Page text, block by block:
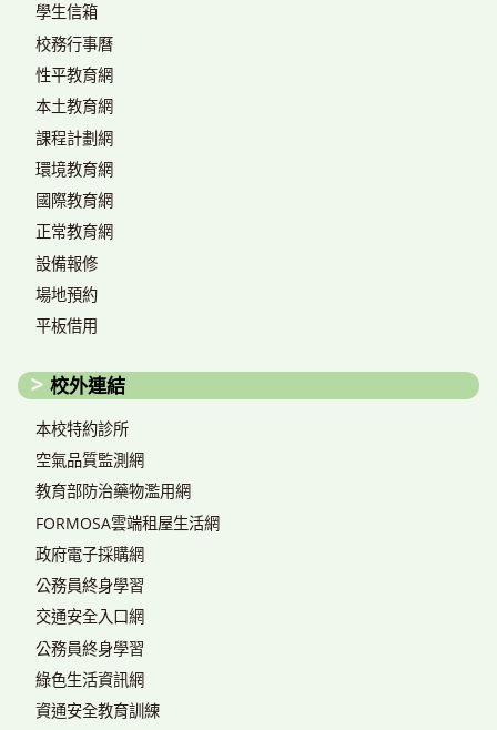
學生信箱
校務行事曆
性平教育網
本土教育網
課程計劃網
環境教育網
國際教育網
正常教育網
設備報修
場地預約
平板借用
校外連結
本校特約診所
空氣品質監測網
教育部防治藥物濫用網
FORMOSA雲端租屋生活網
政府電子採購網
公務員終身學習
交通安全入口網
公務員終身學習
綠色生活資訊網
資通安全教育訓練